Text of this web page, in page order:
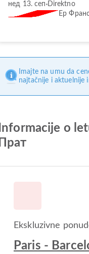
нед 13. сеп Direktno
Ер Франс
Imajte na umu da
najtačnije i aktuelnije
Informacije o
Прат
Ekskluzivne
Paris -